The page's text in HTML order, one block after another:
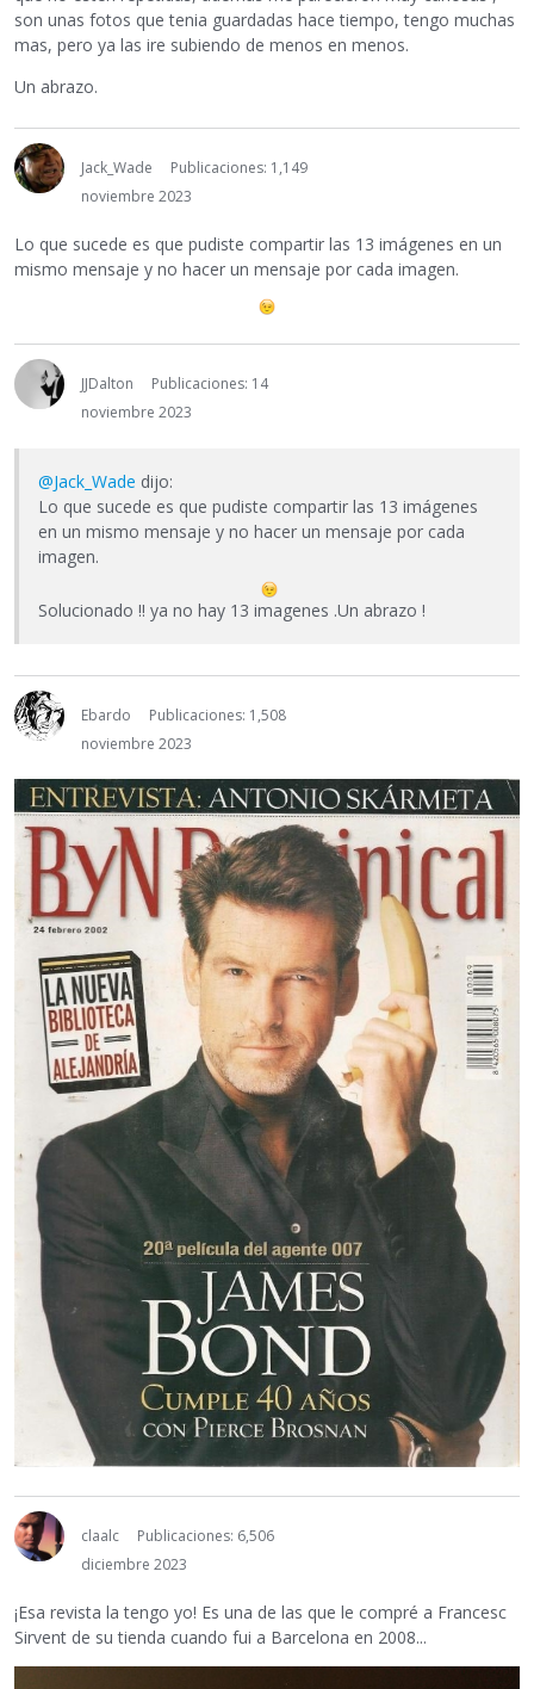
son unas fotos que tenia guardadas hace tiempo, tengo muchas
mas, pero ya las ire subiendo de menos en menos.
Un abrazo.
Jack_Wade
Publicaciones: 1,149
noviembre 2023
Lo que sucede es que pudiste compartir las 13 imágenes en un
mismo mensaje y no hacer un mensaje por cada imagen.
JJDalton
Publicaciones: 14
noviembre 2023
@Jack_Wade dijo:
Lo que sucede es que pudiste compartir las 13 imágenes
en un mismo mensaje y no hacer un mensaje por cada
imagen.
Solucionado !! ya no hay 13 imagenes .Un abrazo !
Ebardo
Publicaciones: 1,508
noviembre 2023
claalc
Publicaciones: 6,506
diciembre 2023
¡Esa revista la tengo yo! Es una de las que le compré a Francesc
Sirvent de su tienda cuando fui a Barcelona en 2008...